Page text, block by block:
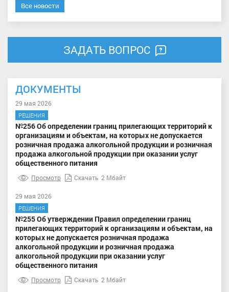
Все новости
ЗАДАТЬ ВОПРОС
ДОКУМЕНТЫ
29 мая 2026
РЕШЕНИЯ
№256 Об определении границ прилегающих территорий к
организациям и объектам, на которых не допускается
розничная продажа алкогольной продукции и розничная
продажа алкогольной продукции при оказании услуг
общественного питания
Просмотр Скачать 2 Мбайт
29 мая 2026
РЕШЕНИЯ
№255 Об утверждении Правил определении границ
прилегающих территорий к организациям и объектам, на
которых не допускается розничная продажа
алкогольной продукции и розничная продажа
алкогольной продукции при оказании услуг
общественного питания
Просмотр Скачать 2 Мбайт